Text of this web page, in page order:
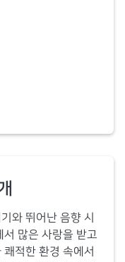
와 뛰어난 음향 시
많은 사랑을 받고
적한 환경 속에서